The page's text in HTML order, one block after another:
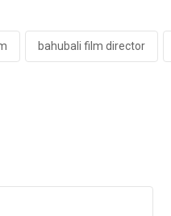
bahubali film director